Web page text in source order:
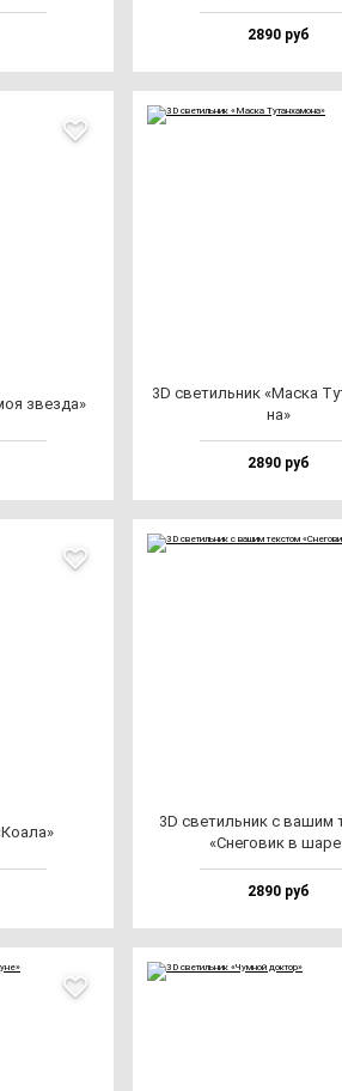
2890 руб
звез­да»
3D све­тиль­ник «Мас­ка
на»
2890 руб
3D све­тиль­ник с ва­шим
«Сне­го­вик в
2890 руб